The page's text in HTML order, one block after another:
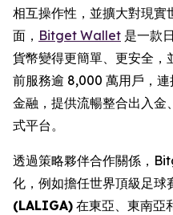
相互操作性，並擴大對現實
面， Bitget Wallet 是一款
貨幣變得更簡單、更安全，
前服務逾 8,000 萬用戶，
金融，提供流暢整合出入金
式平台。
透過策略夥伴合作關係，
化，例如擔任世界頂級足球
(LALIGA) 在東亞、東南亞